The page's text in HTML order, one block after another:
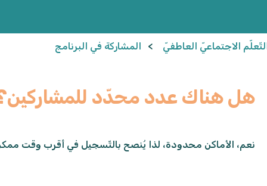
الاجتماعيّ العاطفيّ المشاركة في البرنامج
هل هناك عدد محدّد
نعم، الأماكن محدودة، لذا يُنصح بالتّسجيل في أقرب وقت